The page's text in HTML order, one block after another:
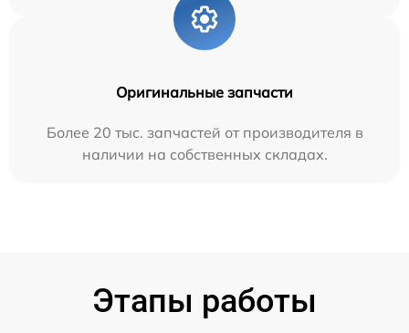
Оригинальные запчасти
Более 20 тыс. запчастей от производителя в
наличии на собственных складах.
Этапы работы